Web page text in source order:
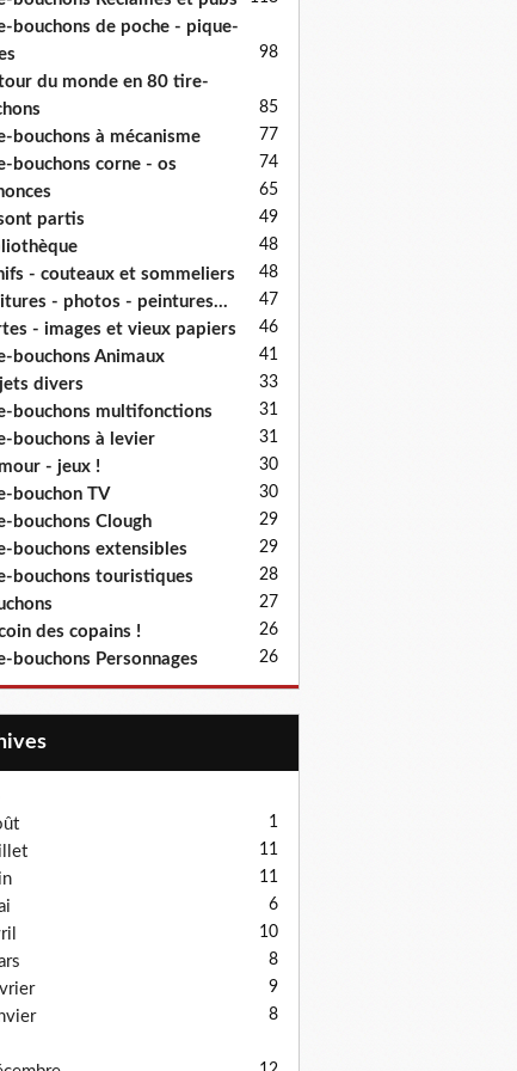
bouchons de poche - pique-
98
du monde en 80 tire-
85
bouchons à mécanisme 77
bouchons corne - os 74
65
partis 49
48
- couteaux et sommeliers 48
- photos - peintures... 47
- images et vieux papiers 46
bouchons Animaux 41
divers 33
bouchons multifonctions 31
bouchons à levier 31
- jeux ! 30
bouchon TV 30
bouchons Clough 29
bouchons extensibles 29
bouchons touristiques 28
27
des copains ! 26
bouchons Personnages 26
1
11
11
6
10
8
9
8